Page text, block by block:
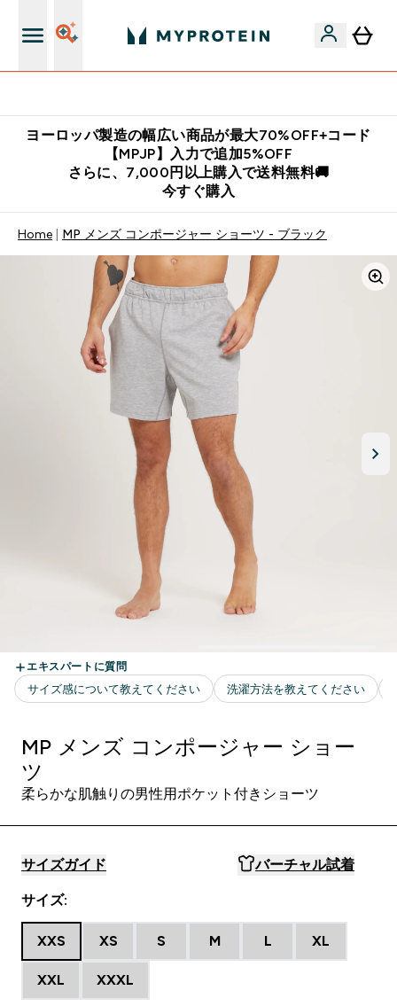
ヨーロッパ製造の幅広い商品が最大70%OFF+コード
【MPJP】入力で追加5%OFF
さらに、7,000円以上購入で送料無料🚚
今すぐ購入
Home MP メンズ コンポージャー ショーツ - ブラック
MP メンズ コンポージャー ショー
ツ
柔らかな肌触りの男性用ポケット付きショーツ
サイズガイド バーチャル試着
サイズ:
XXS XS S M L XL
XXL XXXL